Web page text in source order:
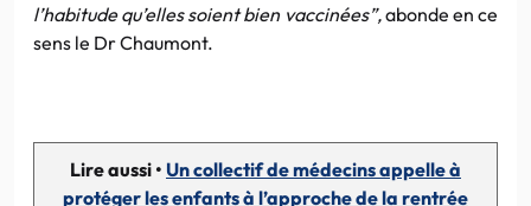
l’habitude qu’elles soient bien vaccinées”,abonde en ce
sens le Dr Chaumont.
Lire aussi • Un collectif de médecins appelle à
protéger les enfants à l’approche de la rentrée